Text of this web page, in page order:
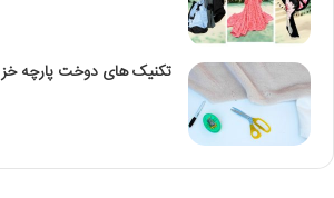
تکنیک‌ های دوخت پارچه خز